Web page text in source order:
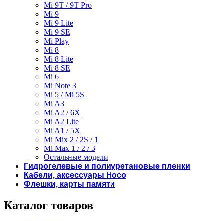
Mi 9T / 9T Pro
Mi 9
Mi 9 Lite
Mi 9 SE
Mi Play
Mi 8
Mi 8 Lite
Mi 8 SE
Mi 6
Mi Note 3
Mi 5 / Mi 5S
Mi A3
Mi A2 / 6X
Mi A2 Lite
Mi A1 / 5X
Mi Mix 2 / 2S / 1
Mi Max 1 / 2 / 3
Остальные модели
Гидрогелевые и полиуретановые пленки
Кабели, аксессуары Hoco
Флешки, карты памяти
Каталог товаров